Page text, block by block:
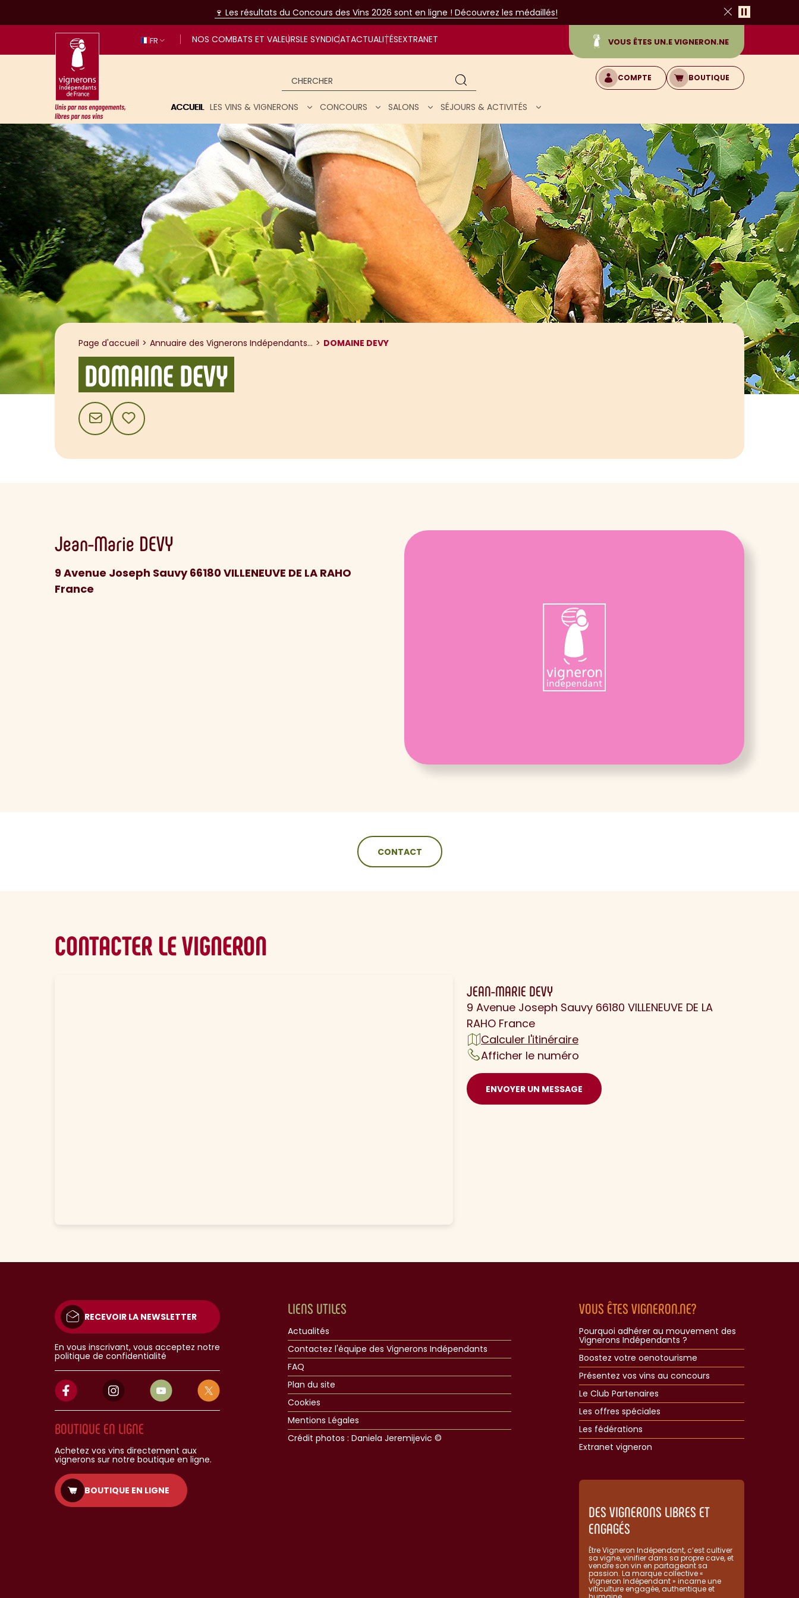
🍷 Les résultats du Concours des Vins 2026 sont en ligne ! Découvrez les médaillés!
Fermer
FR NOS COMBATS ET VALEURSLE SYNDICATACTUALITÉSEXTRANET VOUS ÊTES UN.E VIGNERON.NE
Unis par nos engagements, libres par nos vins
Chercher
COMPTE BOUTIQUE
ACCUEIL LES VINS & VIGNERONS CONCOURS SALONS SÉJOURS & ACTIVITÉS
Page d'accueil Annuaire des Vignerons Indépendants... DOMAINE DEVY
DOMAINE DEVY
CONTACTAJOUTER AUX FAVORIS
Jean-Marie DEVY
9 Avenue Joseph Sauvy 66180 VILLENEUVE DE LA RAHO
France
CONTACT
CONTACTER LE VIGNERON
JEAN-MARIE DEVY
9 Avenue Joseph Sauvy 66180 VILLENEUVE DE LA
RAHO France
Calculer l'itinéraire
Afficher le numéro
ENVOYER UN MESSAGE
RECEVOIR LA NEWSLETTER
En vous inscrivant, vous acceptez notre
politique de confidentialité
BOUTIQUE EN LIGNE
Achetez vos vins directement aux
vignerons sur notre boutique en ligne.
BOUTIQUE EN LIGNE
LIENS UTILES
Actualités
Contactez l'équipe des Vignerons Indépendants
FAQ
Plan du site
Cookies
Mentions Légales
Crédit photos : Daniela Jeremijevic ©​
VOUS ÊTES VIGNERON.NE?
Pourquoi adhérer au mouvement des
Vignerons Indépendants ?
Boostez votre oenotourisme
Présentez vos vins au concours
Le Club Partenaires
Les offres spéciales
Les fédérations
Extranet vigneron​
DES VIGNERONS LIBRES ET
ENGAGÉS
Être Vigneron Indépendant, c’est cultiver
sa vigne, vinifier dans sa propre cave, et
vendre son vin en partageant sa
passion. La marque collective «
Vigneron Indépendant » incarne une
viticulture engagée, authentique et